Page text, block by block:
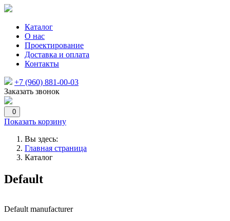
Каталог
О нас
Проектирование
Доставка и оплата
Контакты
+7 (960) 881-00-03
Заказать звонок
0
Показать корзину
Вы здесь:
Главная страница
Каталог
Default
Default manufacturer